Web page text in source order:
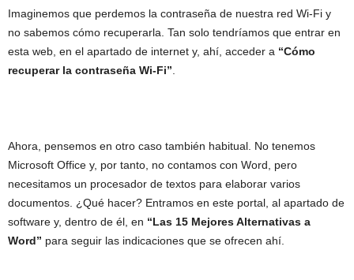
Imaginemos que perdemos la contraseña de nuestra red Wi-Fi y
no sabemos cómo recuperarla. Tan solo tendríamos que entrar en
esta web, en el apartado de internet y, ahí, acceder a “Cómo
recuperar la contraseña Wi-Fi”
Ahora, pensemos en otro caso también habitual. No tenemos
Microsoft Office y, por tanto, no contamos con Word, pero
necesitamos un procesador de textos para elaborar varios
documentos. ¿Qué hacer? Entramos en este portal, al apartado de
software y, dentro de él, en “Las 15 Mejores Alternativas a
Word” para seguir las indicaciones que se ofrecen ahí.